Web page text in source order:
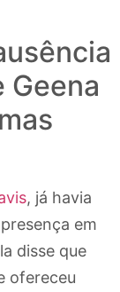
Geena
, já havia
em
disse que
ofereceu